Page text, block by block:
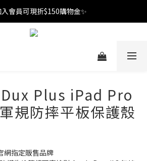
會員可現折$150購物金✨
會員可現折$150購物金✨
Welcome
Plus iPad Pro
規防摔平板保護殼
網指定販售品牌